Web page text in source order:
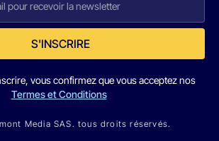
S'INSCRIRE
vous confirmez que vous acceptez nos
Termes et Conditions
Media SAS. tous droits réservés.